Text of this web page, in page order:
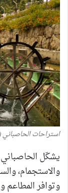
استراحات
يشكّل
والاستجمام،
وتوافر المطاعم